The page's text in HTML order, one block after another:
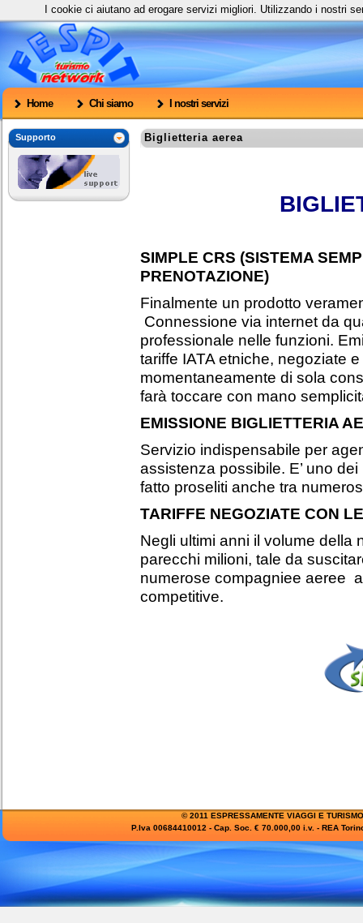
Home Chi siamo I nostri servizi
Supporto Biglietteria aerea
SIMPLE CRS (SISTEMA
PRENOTAZIONE)
Finalmente un prodotto
Connessione via internet da
professionale nelle funzioni.
tariffe IATA etniche, negoziate
momentaneamente di sola
farà toccare con mano
EMISSIONE BIGLIETTERIA
Servizio indispensabile per
assistenza possibile. E’ uno
fatto proseliti anche tra
TARIFFE NEGOZIATE CON
Negli ultimi anni il volume della
parecchi milioni, tale da
numerose compagniee aeree
competitive.
© 2011 ESPRESSAMENTE VIAGGI E
P.Iva 00684410012 - Cap. Soc. € 70.000,00 i.v. - REA
I cookie ci aiutano ad erogare servizi migliori. Utilizzando i nostri